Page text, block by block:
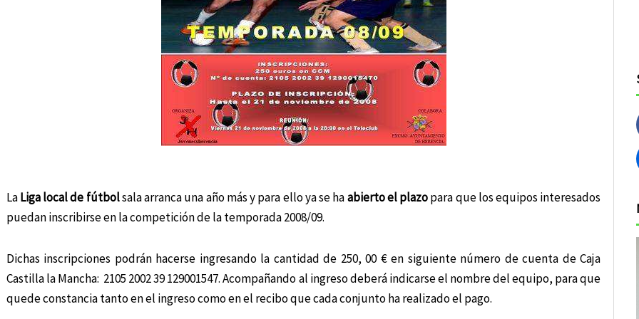
LaLiga local de fútbolsala arranca una año más y para ello ya se haabierto el plazopara que los equipos interesados
puedan inscribirse en la competición de la temporada 2008/09.
Dichas inscripciones podrán hacerse ingresando la cantidad de 250, 00 € en siguiente número de cuenta de Caja
Castilla la Mancha: 2105 2002 39 129001547. Acompañando al ingreso deberá indicarse el nombre del equipo, para que
quede constancia tanto en el ingreso como en el recibo que cada conjunto ha realizado el pago.